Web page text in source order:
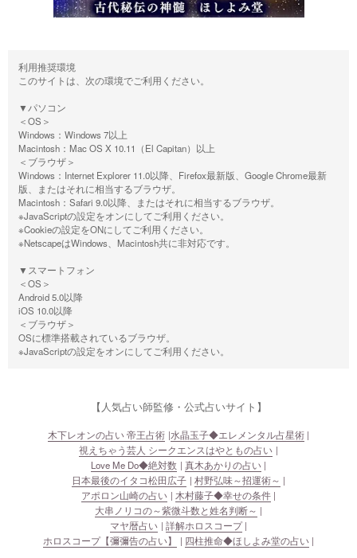
利用推奨環境
このサイトは、次の環境でご利用ください。
▼パソコン
＜OS＞
Windows：Windows 7以上
Macintosh：Mac OS X 10.11（El Capitan）以上
＜ブラウザ＞
Windows：Internet Explorer 11.0以降、Firefox最新版、Google Chrome最新
版、またはそれに相当するブラウザ。
Macintosh：Safari 9.0以降、またはそれに相当するブラウザ。
※JavaScriptの設定をオンにしてご利用ください。
※Cookieの設定をONにしてご利用ください。
※NetscapeはWindows、Macintosh共に非対応です。
▼スマートフォン
＜OS＞
Android 5.0以降
iOS 10.0以降
＜ブラウザ＞
OSに標準搭載されているブラウザ。
※JavaScriptの設定をオンにしてご利用ください。
【人気占い師監修・公式占いサイト】
木下レオンの占い 帝王占術 水晶玉子◆エレメンタル占星術
視えちゃう芸人 シークエンスはやともの占い
Love Me Do◆絶対数
真木あかりの占い
日本最後のイタコ松田広子
村野弘味～招運術～
アポロン山崎の占い
木村藤子◆幸せの条件
大串ノリコの～紫微斗数と姓名判断～
マヤ暦占い
詳解ホロスコープ
ホロスコープ【彌彌告の占い】
四柱推命◆ほしよみ堂の占い